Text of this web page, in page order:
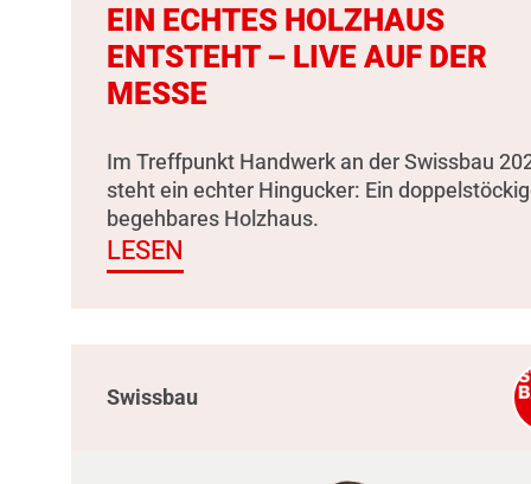
EIN ECHTES HOLZHAUS
ENTSTEHT – LIVE AUF DER
MESSE
Im Treffpunkt Handwerk an der Swissbau
steht ein echter Hingucker: Ein
begehbares Holzhaus.
LESEN
Swissbau